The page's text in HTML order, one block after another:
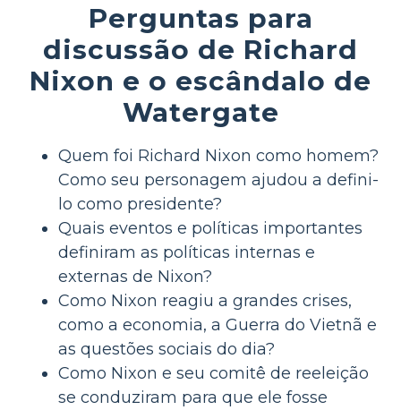
Perguntas para
discussão de Richard
Nixon e o escândalo de
Watergate
Quem foi Richard Nixon como homem?
Como seu personagem ajudou a defini-
lo como presidente?
Quais eventos e políticas importantes
definiram as políticas internas e
externas de Nixon?
Como Nixon reagiu a grandes crises,
como a economia, a Guerra do Vietnã e
as questões sociais do dia?
Como Nixon e seu comitê de reeleição
se conduziram para que ele fosse